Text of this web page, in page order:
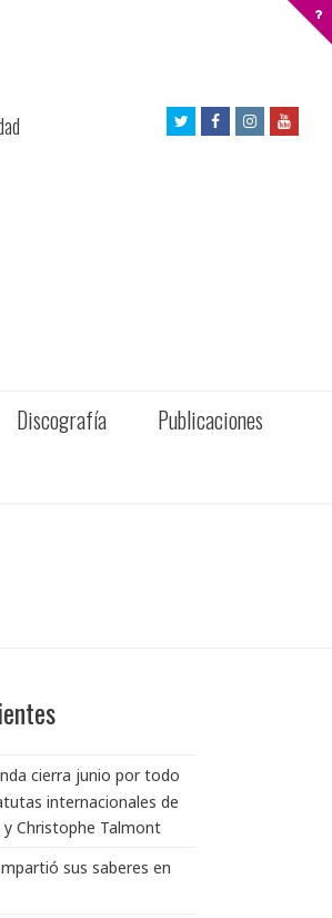
TwitterFacebookInstagram
Discografía Publicaciones
cierra junio por todo
internacionales de
y Christophe Talmont
sus saberes en